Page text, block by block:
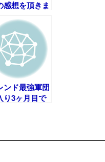
感想を頂きま
）
ンド最強軍団
り3ヶ月目で